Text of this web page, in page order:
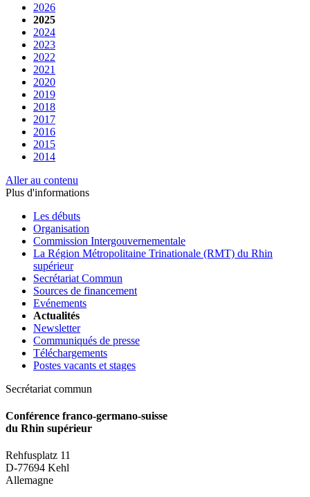
2026
2025
2024
2023
2022
2021
2020
2019
2018
2017
2016
2015
2014
Aller au contenu
Plus d'informations
Les débuts
Organisation
Commission Intergouvernementale
La Région Métropolitaine Trinationale (RMT) du Rhin
supérieur
Secrétariat Commun
Sources de financement
Evénements
Actualités
Newsletter
Communiqués de presse
Téléchargements
Postes vacants et stages
Secrétariat commun
Conférence franco-germano-suisse
du Rhin supérieur
Rehfusplatz 11
D-77694 Kehl
Allemagne